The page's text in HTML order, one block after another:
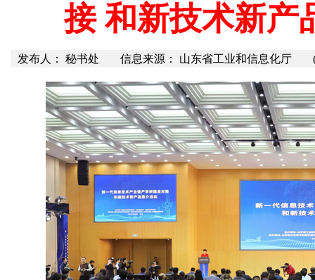
接 和新技术新产
发布人： 秘书处 信息来源： 山东省工业和信息化厅